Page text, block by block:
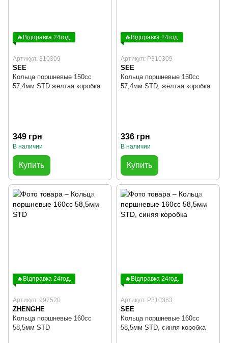
🔥Відправка 24год.
Артикул: 310309
SEE
Кольца поршневые 150cc
57,4мм STD желтая коробка
349 грн
В наличии
Купить
🔥Відправка 24год.
Артикул: P310309
SEE
Кольца поршневые 150cc
57,4мм STD, жёлтая коробка
336 грн
В наличии
Купить
🔥Відправка 24год.
Артикул: 997520
ZHENGHE
Кольца поршневые 160cc
58,5мм STD
🔥Відправка 24год.
Артикул: P310363
SEE
Кольца поршневые 160cc
58,5мм STD, синяя коробка